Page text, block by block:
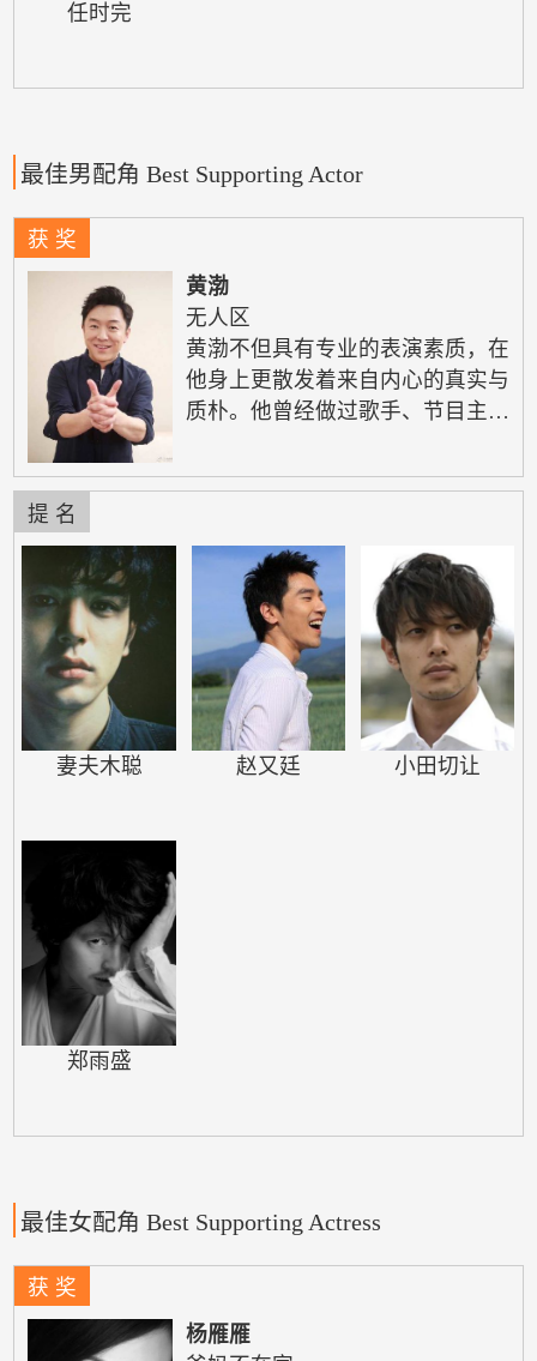
任时完
最佳男配角 Best Supporting Actor
获 奖
黄渤
无人区
黄渤不但具有专业的表演素质，在
他身上更散发着来自内心的真实与
质朴。他曾经做过歌手、节目主持
的配音学习，这些丰富的人生经
影学院配音专业。在就读电影学院
之前就参加过管虎导演的作品演
出，包括大家熟悉的电视电影《上
车，走吧》、电视剧《黑洞》。其
中《上车，走吧》不但获得了该年
度的金鸡奖最佳电视电…
提 名
妻夫木聪 赵又廷 小田切让
郑雨盛
最佳女配角 Best Supporting Actress
获 奖
杨雁雁